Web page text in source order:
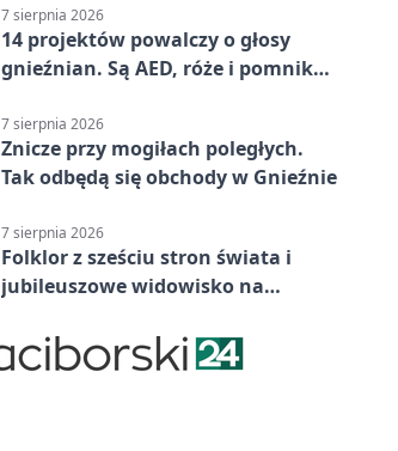
7 sierpnia 2026
14 projektów powalczy o głosy
gnieźnian. Są AED, róże i pomnik
7 sierpnia 2026
Znicze przy mogiłach poległych.
Tak odbędą się obchody w Gnieźnie
7 sierpnia 2026
Folklor z sześciu stron świata i
jubileuszowe widowisko na